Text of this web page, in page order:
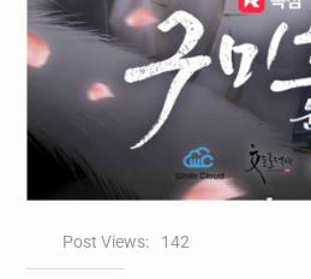
Post Views: 142